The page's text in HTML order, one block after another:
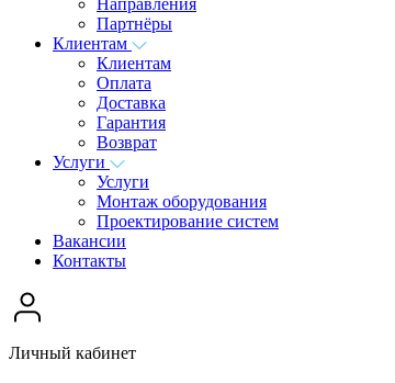
Партнёры
Клиентам
Клиентам
Оплата
Доставка
Гарантия
Возврат
Услуги
Услуги
Монтаж оборудования
Проектирование систем
Вакансии
Контакты
Личный кабинет